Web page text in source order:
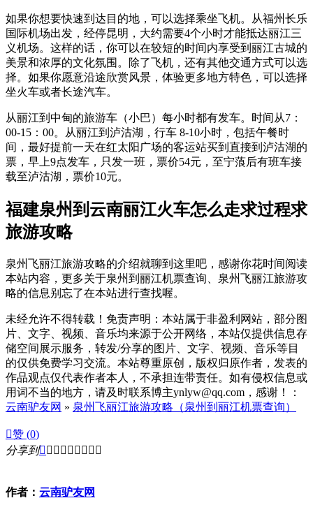
如果你想要快速到达目的地，可以选择乘坐飞机。从福州长乐
国际机场出发，经停昆明，大约需要4个小时才能抵达丽江三
义机场。这样的话，你可以在较短的时间内享受到丽江古城的
美景和浓厚的文化氛围。除了飞机，还有其他交通方式可以选
择。如果你愿意沿途欣赏风景，体验更多地方特色，可以选择
坐火车或者长途汽车。
从丽江到中甸的旅游车（小巴）每小时都有发车。时间从7：
00-15：00。从丽江到泸沽湖，行车 8-10小时，包括午餐时
间，最好提前一天在红太阳广场的客运站买到直接到泸沽湖的
票，早上9点发车，只发一班，票价54元，至宁蒗后有班车接
载至泸沽湖，票价10元。
福建泉州到云南丽江火车怎么走求过程求
旅游攻略
泉州飞丽江旅游攻略的介绍就聊到这里吧，感谢你花时间阅读
本站内容，更多关于泉州到丽江机票查询、泉州飞丽江旅游攻
略的信息别忘了在本站进行查找喔。
未经允许不得转载！免责声明：本站属于非盈利网站，部分图
片、文字、视频、音乐均来源于公开网络，本站仅提供信息存
储空间展示服务，转发/分享的图片、文字、视频、音乐等目
的仅供免费学习交流。本站尊重原创，版权归原作者，发表的
作品观点仅代表作者本人，不承担连带责任。如有侵权信息或
用词不当的地方，请及时联系博主ynlyw@qq.com，感谢！：
云南驴友网 » 泉州飞丽江旅游攻略（泉州到丽江机票查询）
赞 (0)
分享到        
作者： 云南驴友网